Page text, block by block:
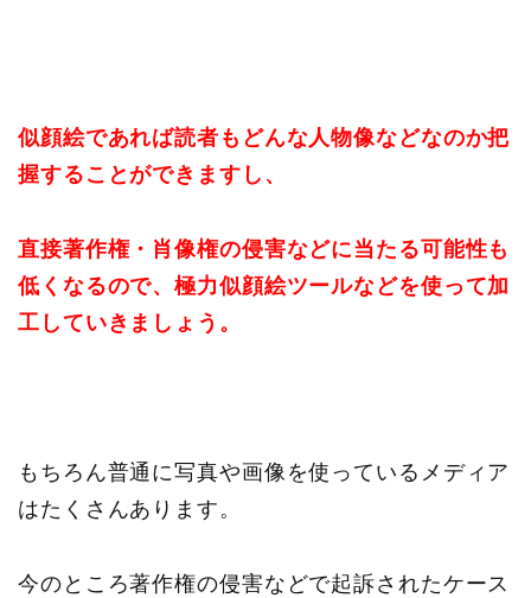
似顔絵であれば読者もどんな人物像などなのか把
握することができますし、
直接著作権・肖像権の侵害などに当たる可能性も
低くなるので、極力似顔絵ツールなどを使って加
工していきましょう。
もちろん普通に写真や画像を使っているメディア
はたくさんあります。
今のところ著作権の侵害などで起訴されたケース